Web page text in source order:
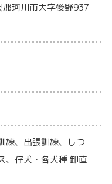
珂川市大字後野937
練、出張訓練、しつ
、仔犬・各犬種 卸直